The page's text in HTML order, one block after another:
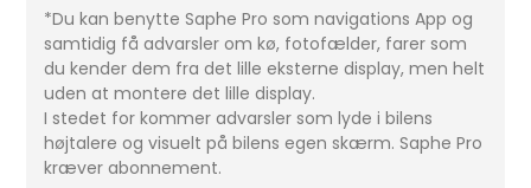
*Du kan benytte Saphe Pro som navigations App og
samtidig få advarsler om kø, fotofælder, farer som
du kender dem fra det lille eksterne display, men helt
uden at montere det lille display.
I stedet for kommer advarsler som lyde i bilens
højtalere og visuelt på bilens egen skærm. Saphe Pro
kræver abonnement.